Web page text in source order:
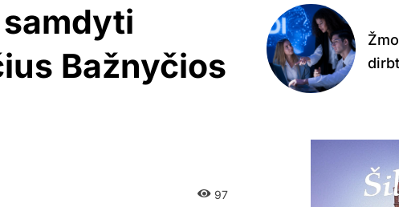
Bažnyčios
97